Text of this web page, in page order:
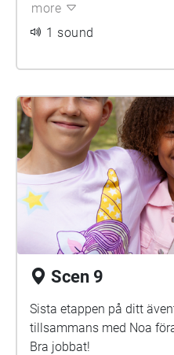
hamna i spegelvärlden?
more
1 sound
Scen 9
Sista etappen på ditt
tillsammans med Noa
Bra jobbat!